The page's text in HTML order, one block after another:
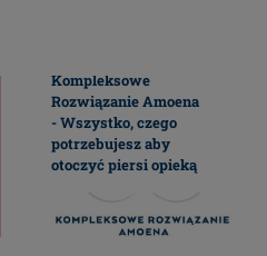
Kompleksowe
Rozwiązanie Amoena
- Wszystko, czego
potrzebujesz aby
otoczyć piersi opieką